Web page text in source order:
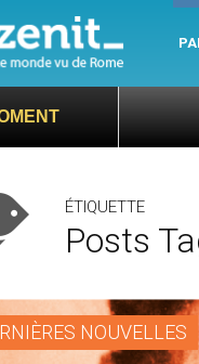
ÉTIQUETTE
Posts
NOUVELLES